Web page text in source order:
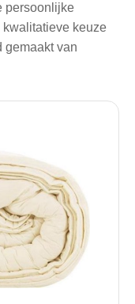
persoonlijke
keuze
gemaakt van